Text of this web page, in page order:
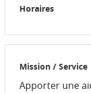
Horaires
Mission / Service
Apporter une